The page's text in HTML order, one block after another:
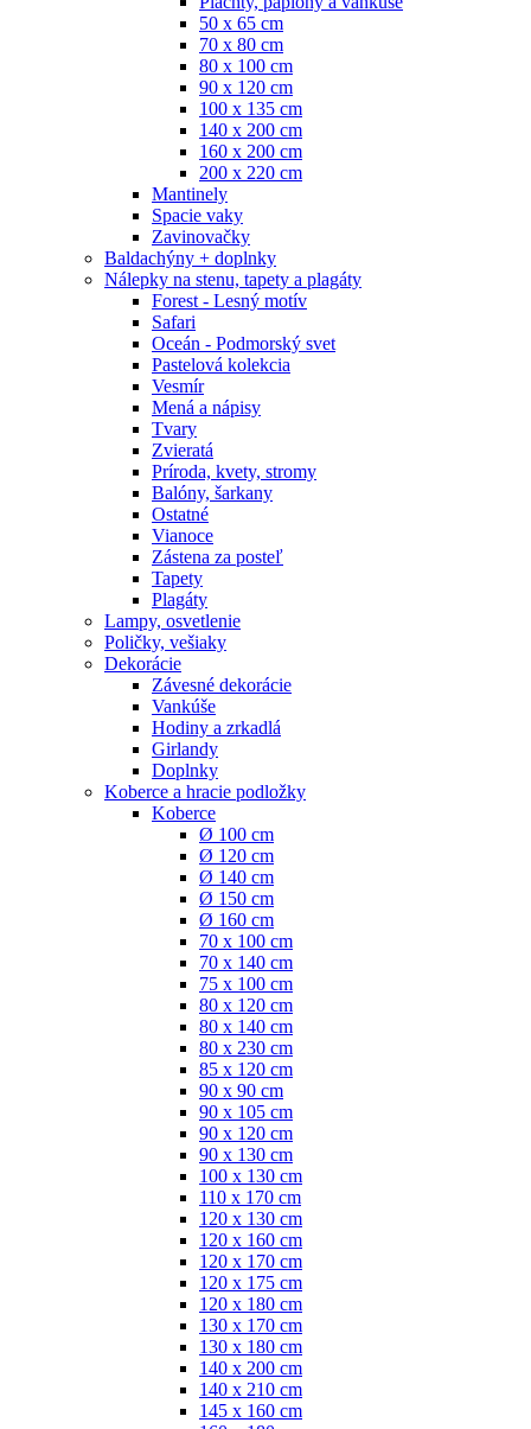
50 x 65 cm
70 x 80 cm
80 x 100 cm
90 x 120 cm
100 x 135 cm
140 x 200 cm
160 x 200 cm
200 x 220 cm
Mantinely
Spacie vaky
Zavinovačky
Baldachýny + doplnky
Nálepky na stenu, tapety a plagáty
Forest - Lesný motív
Safari
Oceán - Podmorský svet
Pastelová kolekcia
Vesmír
Mená a nápisy
Tvary
Zvieratá
Príroda, kvety, stromy
Balóny, šarkany
Ostatné
Vianoce
Zástena za posteľ
Tapety
Plagáty
Lampy, osvetlenie
Poličky, vešiaky
Dekorácie
Závesné dekorácie
Vankúše
Hodiny a zrkadlá
Girlandy
Doplnky
Koberce a hracie podložky
Koberce
Ø 100 cm
Ø 120 cm
Ø 140 cm
Ø 150 cm
Ø 160 cm
70 x 100 cm
70 x 140 cm
75 x 100 cm
80 x 120 cm
80 x 140 cm
80 x 230 cm
85 x 120 cm
90 x 90 cm
90 x 105 cm
90 x 120 cm
90 x 130 cm
100 x 130 cm
110 x 170 cm
120 x 130 cm
120 x 160 cm
120 x 170 cm
120 x 175 cm
120 x 180 cm
130 x 170 cm
130 x 180 cm
140 x 200 cm
140 x 210 cm
145 x 160 cm